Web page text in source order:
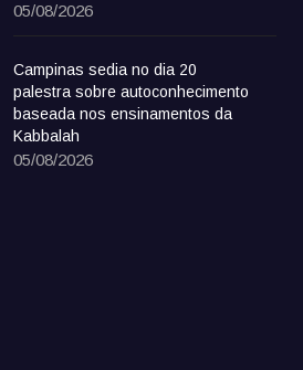
05/08/2026
Campinas sedia no dia 20
palestra sobre autoconhecimento
baseada nos ensinamentos da
Kabbalah
05/08/2026